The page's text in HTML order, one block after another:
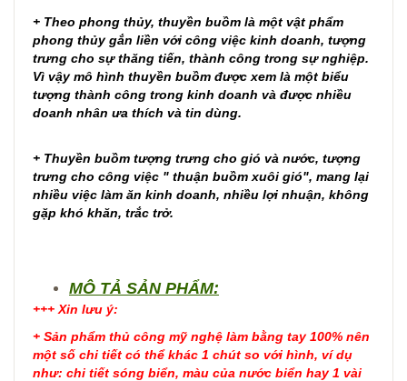
+ Theo phong thủy, thuyền buồm là một vật phẩm
phong thủy gắn liền với công việc kinh doanh, tượng
trưng cho sự thăng tiến, thành công trong sự nghiệp.
Vì vậy mô hình thuyền buồm được xem là một biểu
tượng thành công trong kinh doanh và được nhiều
doanh nhân ưa thích và tin dùng.
+ Thuyền buồm tượng trưng cho gió và nước, tượng
trưng cho công việc " thuận buồm xuôi gió", mang lại
nhiều việc làm ăn kinh doanh, nhiều lợi nhuận, không
gặp khó khăn, trắc trở.
MÔ TẢ SẢN PHẨM:
+++ Xin lưu ý:
+ Sản phẩm thủ công mỹ nghệ làm bằng tay 100% nên
một số chi tiết có thể khác 1 chút so với hình, ví dụ
như: chi tiết sóng biển, màu của nước biển hay 1 vài